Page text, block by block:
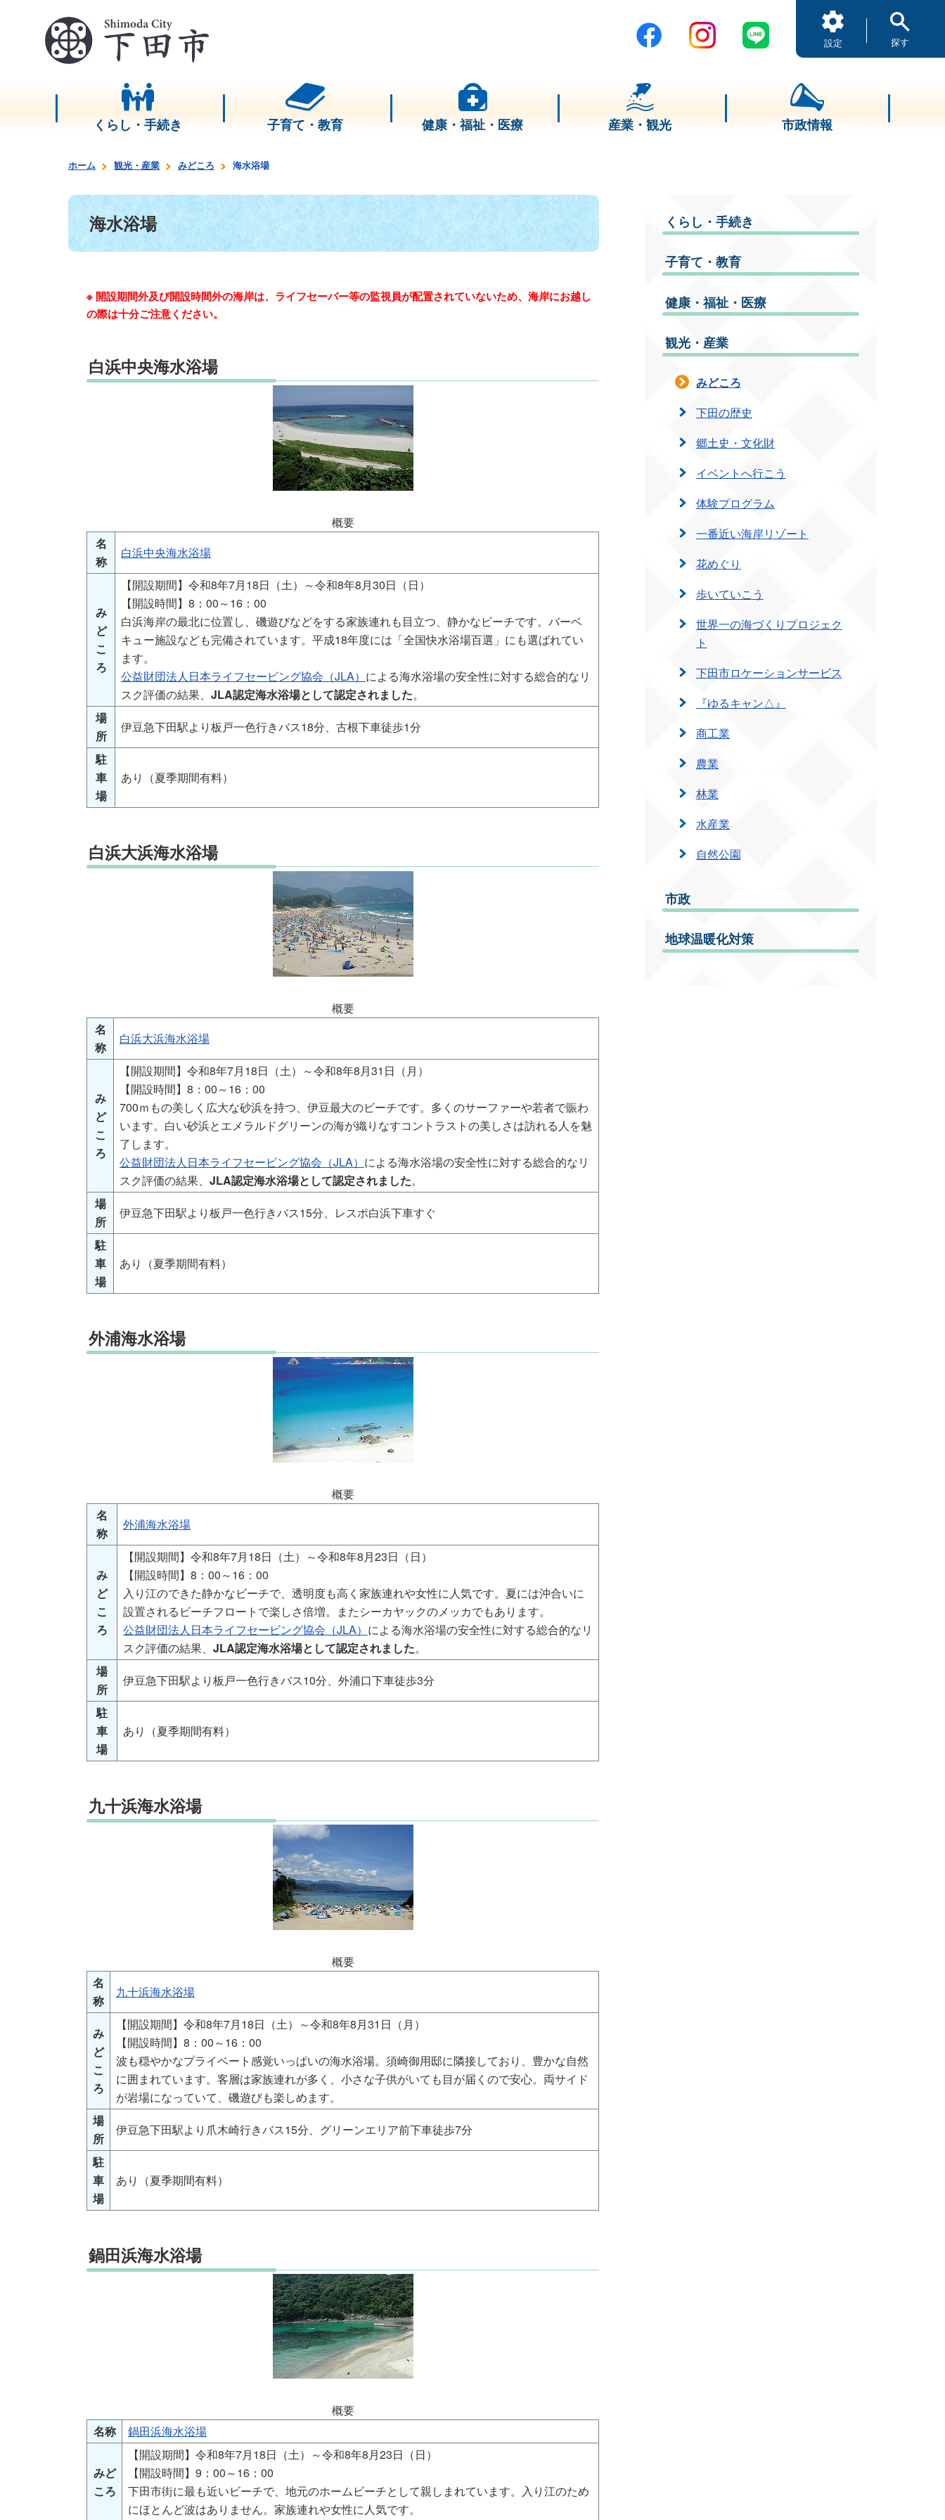
設定 探す
くらし・手続き 子育て・教育 健康・福祉・医療 産業・観光 市政情報
ホーム 観光・産業 みどころ 海水浴場
海水浴場
※ 開設期間外及び開設時間外の海岸は、ライフセーバー等の監視員が配置されていないため、海岸にお越し
の際は十分ご注意ください。
白浜中央海水浴場
概要
名
称
白浜中央海水浴場
み
ど
こ
ろ
【開設期間】令和8年7月18日（土）～令和8年8月30日（日）
【開設時間】8：00～16：00
白浜海岸の最北に位置し、磯遊びなどをする家族連れも目立つ、静かなビーチです。バーベ
キュー施設なども完備されています。平成18年度には「全国快水浴場百選」にも選ばれてい
ます。
公益財団法人日本ライフセービング協会（JLA） による海水浴場の安全性に対する総合的なリ
スク評価の結果、 JLA認定海水浴場として認定されました。
場
所
伊豆急下田駅より板戸一色行きバス18分、古根下車徒歩1分
駐
車
場
あり（夏季期間有料）
白浜大浜海水浴場
概要
名
称
白浜大浜海水浴場
み
ど
こ
ろ
【開設期間】令和8年7月18日（土）～令和8年8月31日（月）
【開設時間】8：00～16：00
700ｍもの美しく広大な砂浜を持つ、伊豆最大のビーチです。多くのサーファーや若者で賑わ
います。白い砂浜とエメラルドグリーンの海が織りなすコントラストの美しさは訪れる人を魅
了します。
公益財団法人日本ライフセービング協会（JLA） による海水浴場の安全性に対する総合的なリ
スク評価の結果、 JLA認定海水浴場として認定されました。
場
所
伊豆急下田駅より板戸一色行きバス15分、レスポ白浜下車すぐ
駐
車
場
あり（夏季期間有料）
外浦海水浴場
概要
名
称
外浦海水浴場
み
ど
こ
ろ
【開設期間】令和8年7月18日（土）～令和8年8月23日（日）
【開設時間】8：00～16：00
入り江のできた静かなビーチで、透明度も高く家族連れや女性に人気です。夏には沖合いに
設置されるビーチフロートで楽しさ倍増。またシーカヤックのメッカでもあります。
公益財団法人日本ライフセービング協会（JLA） による海水浴場の安全性に対する総合的なリ
スク評価の結果、 JLA認定海水浴場として認定されました。
場
所
伊豆急下田駅より板戸一色行きバス10分、外浦口下車徒歩3分
駐
車
場
あり（夏季期間有料）
九十浜海水浴場
概要
名
称
九十浜海水浴場
み
ど
こ
ろ
【開設期間】令和8年7月18日（土）～令和8年8月31日（月）
【開設時間】8：00～16：00
波も穏やかなプライベート感覚いっぱいの海水浴場。須崎御用邸に隣接しており、豊かな自然
に囲まれています。客層は家族連れが多く、小さな子供がいても目が届くので安心。両サイド
が岩場になっていて、磯遊びも楽しめます。
場
所
伊豆急下田駅より爪木崎行きバス15分、グリーンエリア前下車徒歩7分
駐
車
場
あり（夏季期間有料）
鍋田浜海水浴場
概要
名称
鍋田浜海水浴場
みど
ころ
【開設期間】令和8年7月18日（土）～令和8年8月23日（日）
【開設時間】9：00～16：00
下田市街に最も近いビーチで、地元のホームビーチとして親しまれています。入り江のため
にほとんど波はありません。家族連れや女性に人気です。
くらし・手続き
子育て・教育
健康・福祉・医療
観光・産業
みどころ
下田の歴史
郷土史・文化財
イベントへ行こう
体験プログラム
一番近い海岸リゾート
花めぐり
歩いていこう
世界一の海づくりプロジェク
ト
下田市ロケーションサービス
『ゆるキャン△』
商工業
農業
林業
水産業
自然公園
市政
地球温暖化対策